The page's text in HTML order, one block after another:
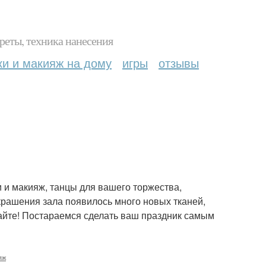
техника нанесения
и макияж на дому игры отзывы
макияж, танцы для вашего торжества,
зала появилось много новых тканей,
Постараемся сделать ваш праздник самым